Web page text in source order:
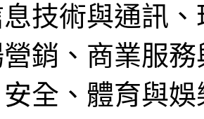
技術與通訊
銷、商業服
全、體育與